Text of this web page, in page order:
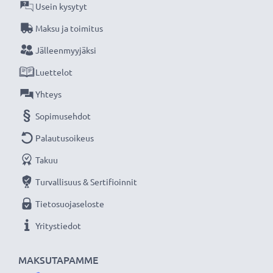
★3 vuoden takuu
verkkokauppa, joka tarjoaa laadukkaita tuotteita, ja
siksi tarjoamme 36 kuukauden takuun!
MAKSUTAPAMME
Usein kysytyt
Maksu ja toimitus
Jälleenmyyjäksi
Luettelot
Yhteys
Sopimusehdot
Palautusoikeus
Takuu
Turvallisuus & Sertifioinnit
Tietosuojaseloste
Yritystiedot